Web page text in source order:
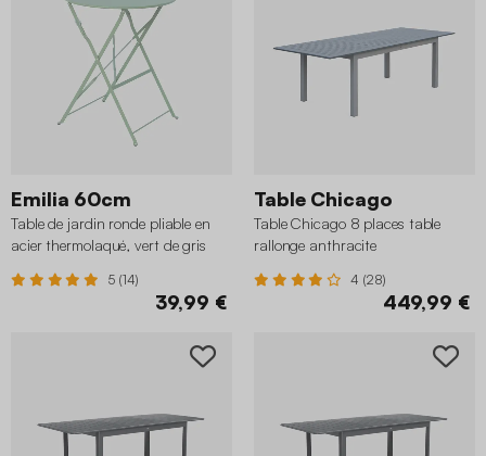
Emilia 60cm
Table de jardin ronde pliable en
acier thermolaqué, vert de gris
5 (14)
39,99 €
Table Chicago
Table Chicago 8 places table
rallonge anthracite
4 (28)
449,99 €